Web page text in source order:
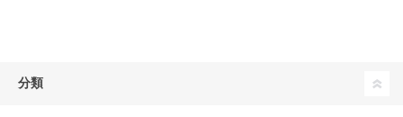
分類